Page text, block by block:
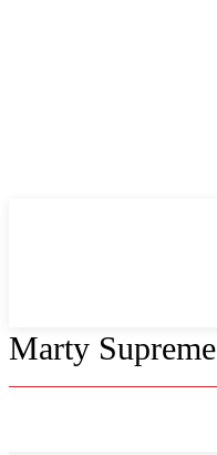
Marty Supreme